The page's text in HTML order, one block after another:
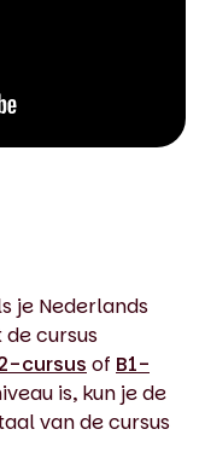
je Nederlands
cursus
cursus of B1-
is, kun je de
van de cursus